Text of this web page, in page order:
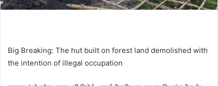
Big Breaking: The hut built on forest land demolished with
the intention of illegal occupation